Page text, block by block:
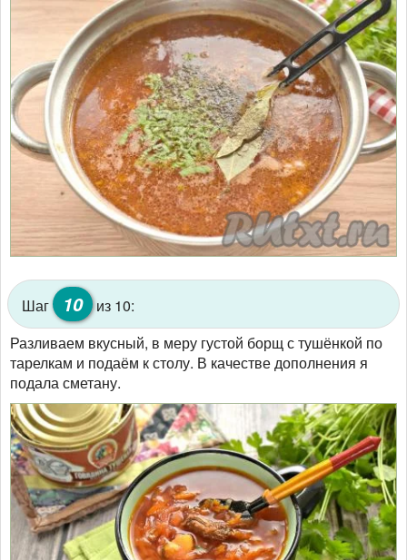
Шаг 10 из 10:
Разливаем вкусный, в меру густой борщ с тушёнкой по
тарелкам и подаём к столу. В качестве дополнения я
подала сметану.